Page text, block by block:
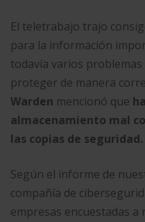
El teletrabajo trajo
para la información
todavía varios
proteger de manera
Warden mencionó que
almacenamiento mal
las copias de seguridad.
Según el informe de
compañía de
empresas encuestadas a